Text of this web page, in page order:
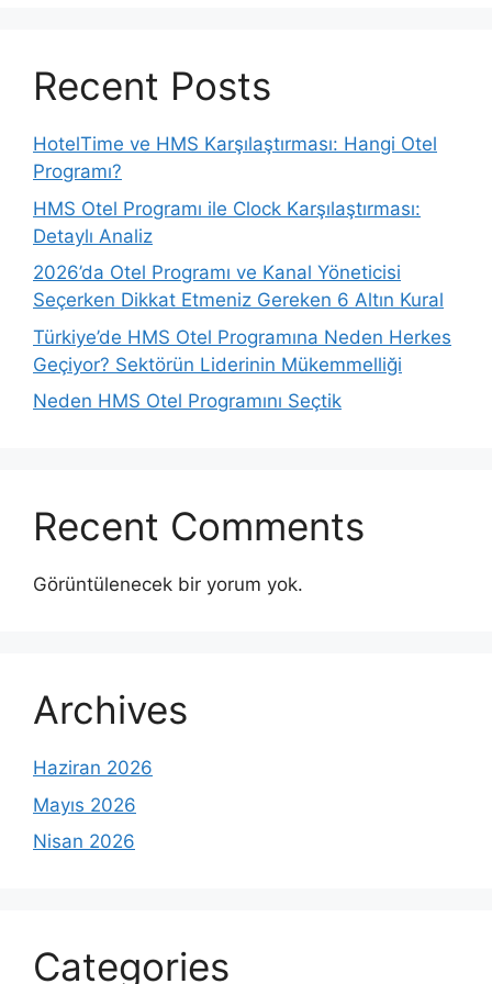
Recent Posts
HotelTime ve HMS Karşılaştırması: Hangi Otel
Programı?
HMS Otel Programı ile Clock Karşılaştırması:
Detaylı Analiz
2026’da Otel Programı ve Kanal Yöneticisi
Seçerken Dikkat Etmeniz Gereken 6 Altın Kural
Türkiye’de HMS Otel Programına Neden Herkes
Geçiyor? Sektörün Liderinin Mükemmelliği
Neden HMS Otel Programını Seçtik
Recent Comments
Görüntülenecek bir yorum yok.
Archives
Haziran 2026
Mayıs 2026
Nisan 2026
Categories